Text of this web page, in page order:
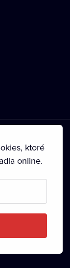
ktoré
online.